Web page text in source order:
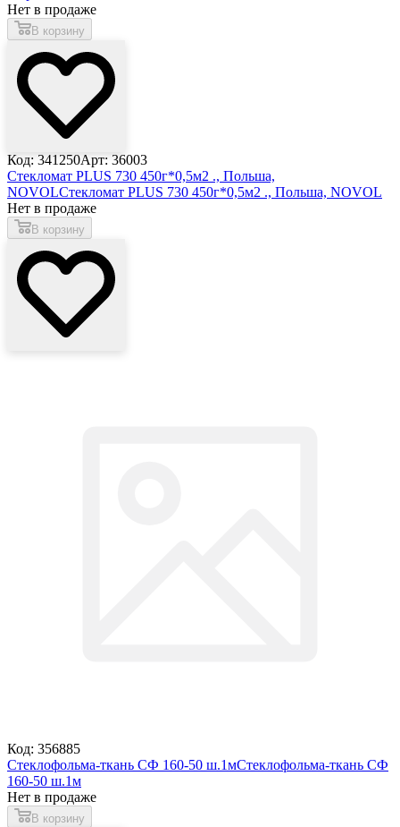
Нет в продаже
В корзину
Код: 341250Арт: 36003
Стекломат PLUS 730 450г*0,5м2 ., Польша,
NOVOLСтекломат PLUS 730 450г*0,5м2 ., Польша, NOVOL
Нет в продаже
В корзину
Код: 356885
Стеклофольма-ткань СФ 160-50 ш.1мСтеклофольма-ткань СФ
160-50 ш.1м
Нет в продаже
В корзину